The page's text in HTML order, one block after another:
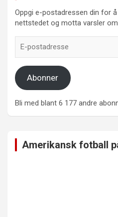
Oppgi e-postadressen din for
nettstedet og motta varsler
postadresse
Abonner
Bli med blant 6 177 andre
Amerikansk fotball